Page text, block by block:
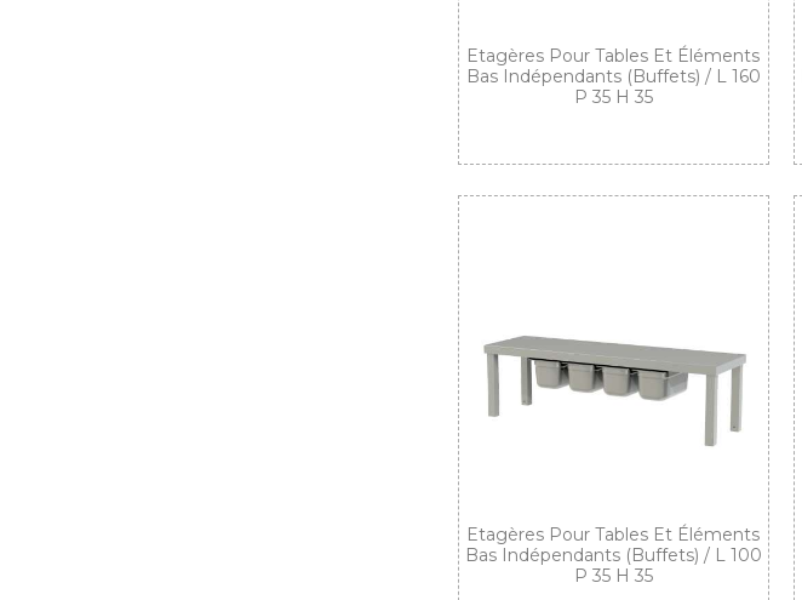
Etagères Pour Tables Et Éléments
Bas Indépendants (buffets) / L 160
P 35 H 35
Etagères Pour Tables Et Éléments
Bas Indépendants (buffets) / L 100
P 35 H 35